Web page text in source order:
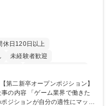
休日120日以上
未経験者歓迎
昼食補助あり
第二新卒歓迎
ジションが自分の適性にマッチ